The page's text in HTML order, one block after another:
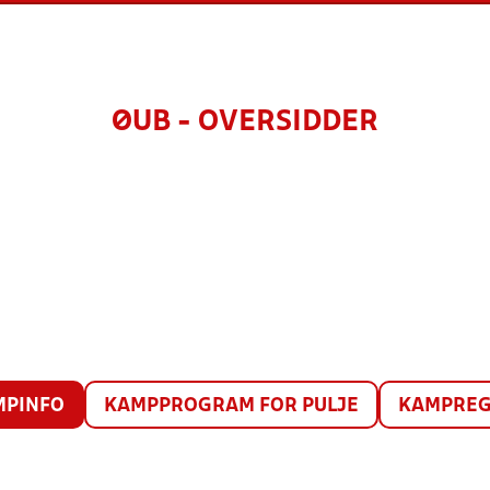
ØUB - OVERSIDDER
KAMPPROGRAM FOR PULJE